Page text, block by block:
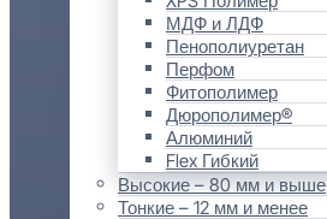
МДФ и ЛДФ
Пенополиуретан
Перфом
Фитополимер
Дюрополимер®
Алюминий
Flex Гибкий
Высокие – 80 мм и выше
Тонкие – 12 мм и менее